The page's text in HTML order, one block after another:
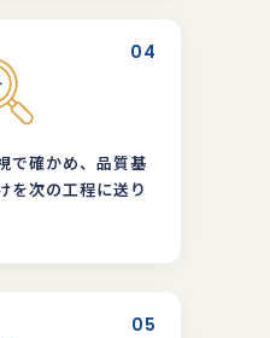
04
で確かめ、品質基
を次の工程に送り
05